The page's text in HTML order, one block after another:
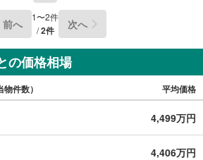
前へ 1〜2件
/2件 次へ
の価格相場
件数） 平均価格
4,499万円
4,406万円